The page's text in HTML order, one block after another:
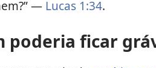
— Lucas 1:34.
poderia ficar